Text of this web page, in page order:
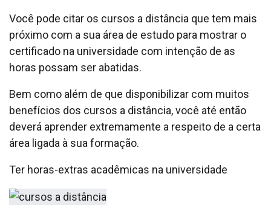
Você pode citar os cursos a distância que tem mais
próximo com a sua área de estudo para mostrar o
certificado na universidade com intenção de as
horas possam ser abatidas.
Bem como além de que disponibilizar com muitos
benefícios dos cursos a distância, você até então
deverá aprender extremamente a respeito de a certa
área ligada à sua formação.
Ter horas-extras acadêmicas na universidade